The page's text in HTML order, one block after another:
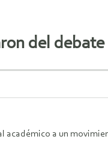
del
académico a un